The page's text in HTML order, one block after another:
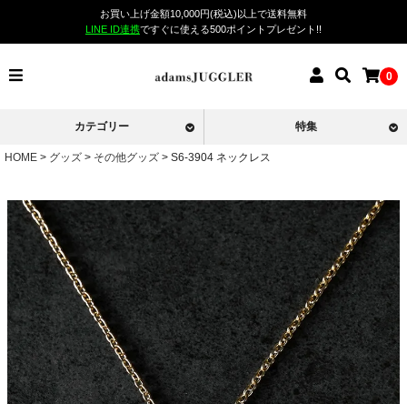
お買い上げ金額10,000円(税込)以上で送料無料
LINE ID連携ですぐに使える500ポイントプレゼント!!
0
カテゴリー 特集
HOME グッズ その他グッズ S6-3904 ネックレス